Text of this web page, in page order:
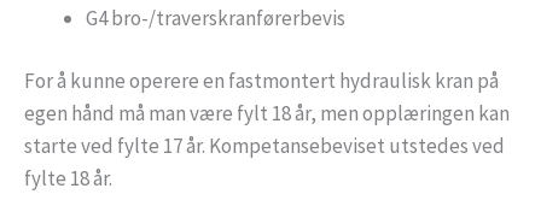
G4 bro-/traverskranførerbevis
For å kunne operere en fastmontert hydraulisk kran på
egen hånd må man være fylt 18 år, men opplæringen kan
starte ved fylte 17 år. Kompetansebeviset utstedes ved
fylte 18 år.